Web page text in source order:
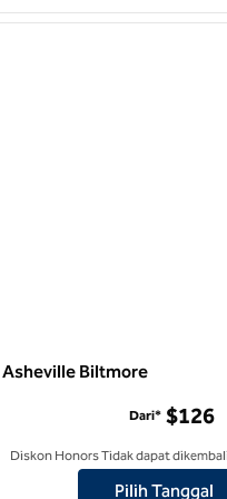
Asheville Biltmore
Inn & Suites Asheville Biltmore
Dari* $126
Diskon Honors Tidak dapat
Pilih Tanggal